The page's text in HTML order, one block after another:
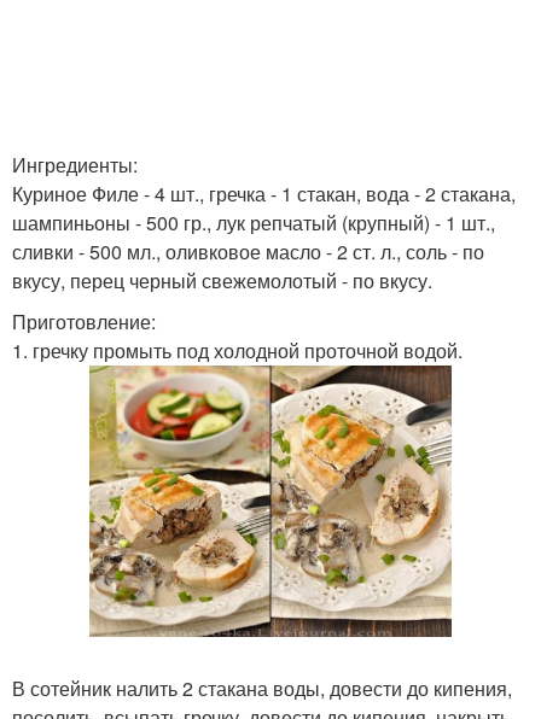
Ингредиенты:
Куриное Филе - 4 шт., гречка - 1 стакан, вода - 2 стакана,
шампиньоны - 500 гр., лук репчатый (крупный) - 1 шт.,
сливки - 500 мл., оливковое масло - 2 ст. л., соль - по
вкусу, перец черный свежемолотый - по вкусу.
Приготовление:
1. гречку промыть под холодной проточной водой.
В сотейник налить 2 стакана воды, довести до кипения,